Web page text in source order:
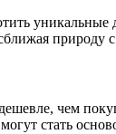
природу
чем
стать